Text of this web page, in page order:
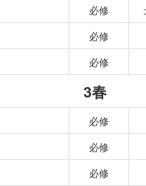
必修
必修
必修
3春
必修
必修
必修